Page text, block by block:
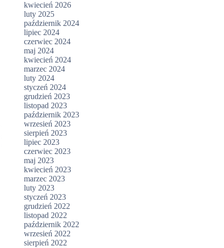
kwiecień 2026
luty 2025
październik 2024
lipiec 2024
czerwiec 2024
maj 2024
kwiecień 2024
marzec 2024
luty 2024
styczeń 2024
grudzień 2023
listopad 2023
październik 2023
wrzesień 2023
sierpień 2023
lipiec 2023
czerwiec 2023
maj 2023
kwiecień 2023
marzec 2023
luty 2023
styczeń 2023
grudzień 2022
listopad 2022
październik 2022
wrzesień 2022
sierpień 2022